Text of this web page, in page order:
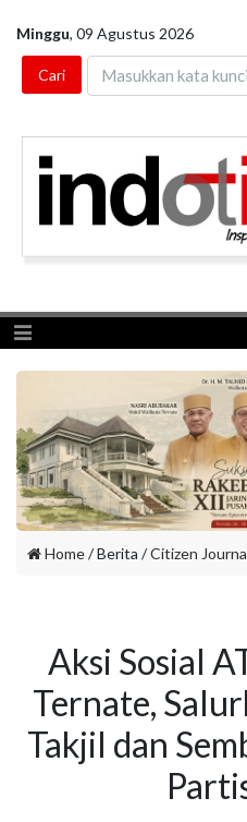
Minggu, 09 Agustus 2026
Toggle navigation
Home/ Berita /Citizen
Aksi Sosial
Ternate,
Takjil dan